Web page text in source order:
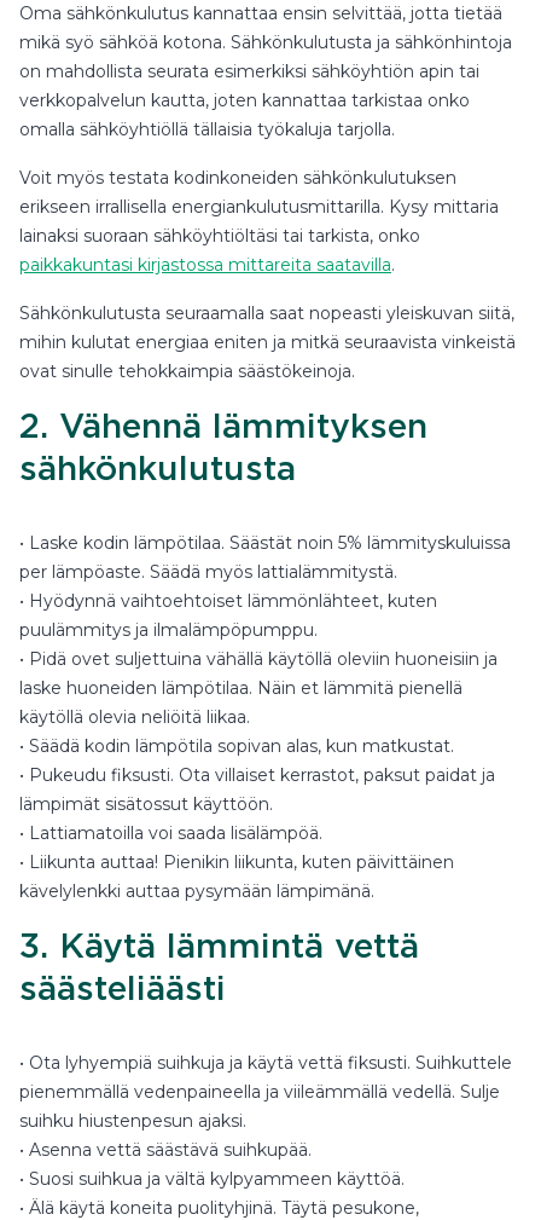
Oma sähkönkulutus kannattaa ensin selvittää, jotta tietää
mikä syö sähköä kotona. Sähkönkulutusta ja sähkönhintoja
on mahdollista seurata esimerkiksi sähköyhtiön apin tai
verkkopalvelun kautta, joten kannattaa tarkistaa onko
omalla sähköyhtiöllä tällaisia työkaluja tarjolla.
Voit myös testata kodinkoneiden sähkönkulutuksen
erikseen irrallisella energiankulutusmittarilla. Kysy mittaria
lainaksi suoraan sähköyhtiöltäsi tai tarkista, onko
paikkakuntasi kirjastossa mittareita saatavilla.
Sähkönkulutusta seuraamalla saat nopeasti yleiskuvan siitä,
mihin kulutat energiaa eniten ja mitkä seuraavista vinkeistä
ovat sinulle tehokkaimpia säästökeinoja.
2. Vähennä lämmityksen
sähkönkulutusta
• Laske kodin lämpötilaa. Säästät noin 5% lämmityskuluissa
per lämpöaste. Säädä myös lattialämmitystä.
• Hyödynnä vaihtoehtoiset lämmönlähteet, kuten
puulämmitys ja ilmalämpöpumppu.
• Pidä ovet suljettuina vähällä käytöllä oleviin huoneisiin ja
laske huoneiden lämpötilaa. Näin et lämmitä pienellä
käytöllä olevia neliöitä liikaa.
• Säädä kodin lämpötila sopivan alas, kun matkustat.
• Pukeudu fiksusti. Ota villaiset kerrastot, paksut paidat ja
lämpimät sisätossut käyttöön.
• Lattiamatoilla voi saada lisälämpöä.
• Liikunta auttaa! Pienikin liikunta, kuten päivittäinen
kävelylenkki auttaa pysymään lämpimänä.
3. Käytä lämmintä vettä
säästeliäästi
• Ota lyhyempiä suihkuja ja käytä vettä fiksusti. Suihkuttele
pienemmällä vedenpaineella ja viileämmällä vedellä. Sulje
suihku hiustenpesun ajaksi.
• Asenna vettä säästävä suihkupää.
• Suosi suihkua ja vältä kylpyammeen käyttöä.
• Älä käytä koneita puolityhjinä. Täytä pesukone,